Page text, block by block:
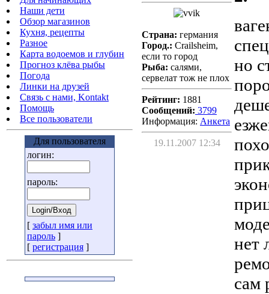
Наши дети
Обзор магазинов
Кухня, рецепты
Разное
Карта водоемов и глубин
Прогноз клёва рыбы
Погода
Линки на друзей
Связь с нами, Kontakt
Помощь
Все пользователи
Для пользователя
логин:
пароль:
[ забыл имя или
пароль ]
[ регистрация ]
Страна: германия
Город.: Crailsheim,
если то город
Рыба: салями,
сервелат тож не плох
Рейтинг: 1881
Сообщений: 3799
Информация: Aнкета
19.11.2007 12:34
но
нет
сам